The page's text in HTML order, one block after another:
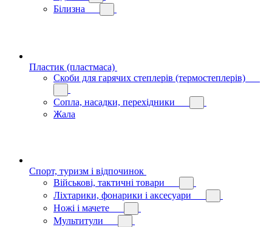
Білизна
Пластик (пластмаса)
Скоби для гарячих степлерів (термостеплерів)
Сопла, насадки, перехідники
Жала
Спорт, туризм і відпочинок
Військові, тактичні товари
Ліхтарики, фонарики і аксесуари
Ножі і мачете
Мультитули